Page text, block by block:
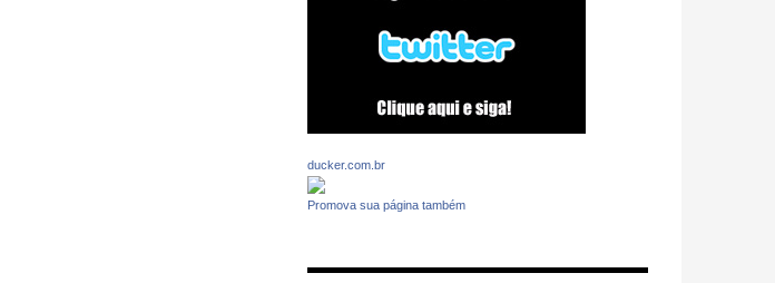
ducker.com.br
Promova sua página também